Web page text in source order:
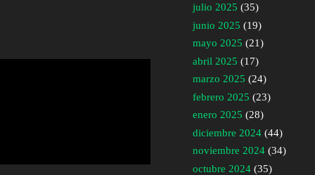
julio 2025 (35)
junio 2025 (19)
mayo 2025 (21)
abril 2025 (17)
marzo 2025 (24)
febrero 2025 (23)
enero 2025 (28)
diciembre 2024 (44)
noviembre 2024 (34)
octubre 2024 (35)